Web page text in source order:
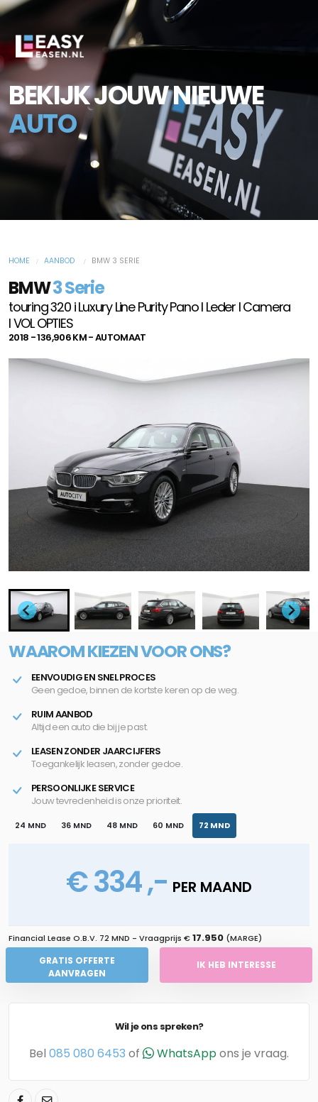
BEKIJK JOUW NIEUWE
AUTO
HOME AANBOD BMW 3 SERIE
BMW3 Serie
touring 320 i Luxury Line Purity Pano l Leder l Camera
l VOL OPTIES
2018 - 136,906 KM - AUTOMAAT
WAAROM KIEZEN VOOR ONS?
EENVOUDIG EN SNEL PROCES
Geen gedoe, binnen de kortste keren op de weg.
RUIM AANBOD
Altijd een auto die bij je past.
LEASEN ZONDER JAARCIJFERS
Toegankelijk leasen, zonder gedoe.
PERSOONLIJKE SERVICE
Jouw tevredenheid is onze prioriteit.
24 MND 36 MND 48 MND 60 MND 72 MND
€ 334 ,- PER MAAND
Financial Lease O.B.V. 72 MND - Vraagprijs €17.950 (MARGE)
GRATIS OFFERTE
AANVRAGEN
IK HEB INTERESSE
Wil je ons spreken?
Bel 085 080 6453 of WhatsAppons je vraag.